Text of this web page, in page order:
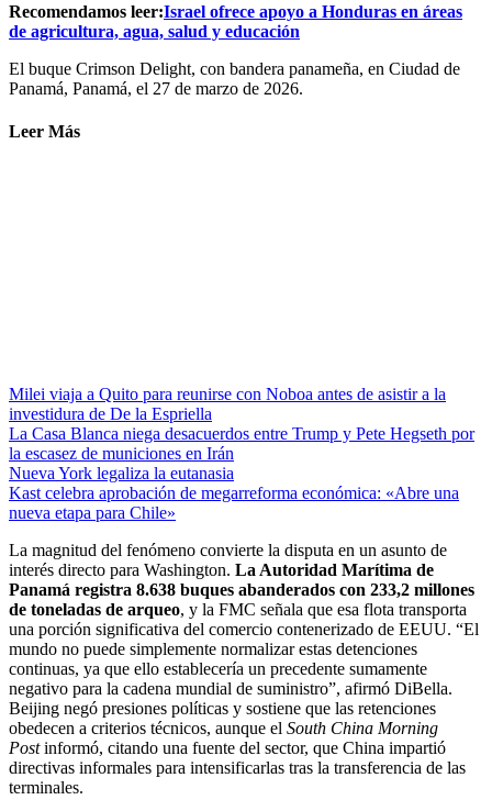
Recomendamos leer:Israel ofrece apoyo a Honduras en áreas
de agricultura, agua, salud y educación
El buque Crimson Delight, con bandera panameña, en Ciudad de
Panamá, Panamá, el 27 de marzo de 2026.
Leer Más
Milei viaja a Quito para reunirse con Noboa antes de asistir a la
investidura de De la Espriella
La Casa Blanca niega desacuerdos entre Trump y Pete Hegseth por
la escasez de municiones en Irán
Nueva York legaliza la eutanasia
Kast celebra aprobación de megarreforma económica: «Abre una
nueva etapa para Chile»
La magnitud del fenómeno convierte la disputa en un asunto de
interés directo para Washington. La Autoridad Marítima de
Panamá registra 8.638 buques abanderados con 233,2 millones
de toneladas de arqueo, y la FMC señala que esa flota transporta
una porción significativa del comercio contenerizado de EEUU. “El
mundo no puede simplemente normalizar estas detenciones
continuas, ya que ello establecería un precedente sumamente
negativo para la cadena mundial de suministro”, afirmó DiBella.
Beijing negó presiones políticas y sostiene que las retenciones
obedecen a criterios técnicos, aunque el South China Morning
Postinformó, citando una fuente del sector, que China impartió
directivas informales para intensificarlas tras la transferencia de las
terminales.